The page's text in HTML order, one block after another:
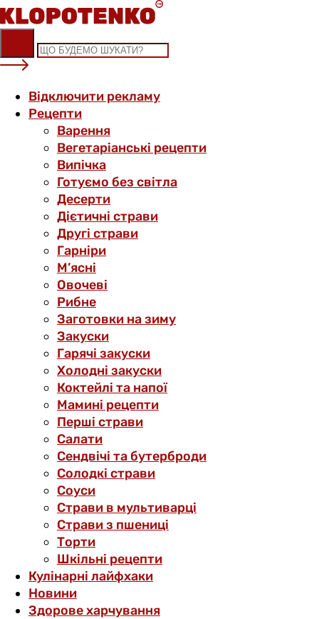
Skip
to
content
Відключити рекламу
Рецепти
Варення
Вегетаріанські рецепти
Випічка
Готуємо без світла
Десерти
Дієтичні страви
Другі страви
Гарніри
М’ясні
Овочеві
Рибне
Заготовки на зиму
Закуски
Гарячі закуски
Холодні закуски
Коктейлі та напої
Мамині рецепти
Перші страви
Салати
Сендвічі та бутерброди
Солодкі страви
Соуси
Страви в мультиварці
Страви з пшениці
Торти
Шкільні рецепти
Кулінарні лайфхаки
Новини
Здорове харчування